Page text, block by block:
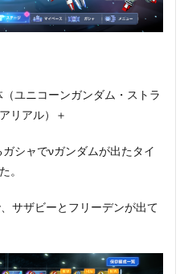
ユニコーンガンダム・ストラ
リアル）＋
シャでνガンダムが出たタイ
。
サザビーとフリーデンが出て